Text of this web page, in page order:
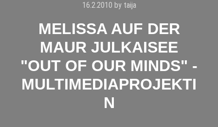
16.2.2010 by taija
MELISSA AUF DER
MAUR JULKAISEE
"OUT OF OUR MINDS" -
MULTIMEDIAPROJEKTI
N